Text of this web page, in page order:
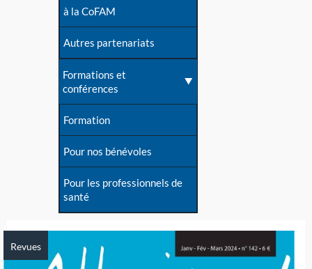
à la CoFAM
Autres partenariats
Formations et
conférences
Formation
Pour nos bénévoles
Pour les professionnels de
santé
Revues